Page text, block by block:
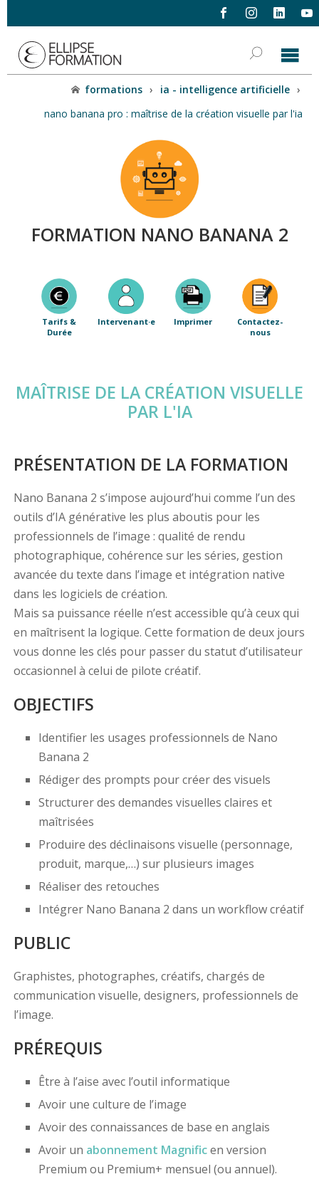
formations › ia - intelligence artificielle ›
nano banana pro : maîtrise de la création visuelle par l'ia
FORMATION NANO BANANA 2
Tarifs &
Durée
Intervenant·e Imprimer
Contactez-
nous
MAÎTRISE DE LA CRÉATION VISUELLE
PAR L'IA
PRÉSENTATION DE LA FORMATION
Nano Banana 2 s’impose aujourd’hui comme l’un des
outils d’IA générative les plus aboutis pour les
professionnels de l’image : qualité de rendu
photographique, cohérence sur les séries, gestion
avancée du texte dans l’image et intégration native
dans les logiciels de création.
Mais sa puissance réelle n’est accessible qu’à ceux qui
en maîtrisent la logique. Cette formation de deux jours
vous donne les clés pour passer du statut d’utilisateur
occasionnel à celui de pilote créatif.
OBJECTIFS
Identifier les usages professionnels de Nano
Banana 2
Rédiger des prompts pour créer des visuels
Structurer des demandes visuelles claires et
maîtrisées
Produire des déclinaisons visuelle (personnage,
produit, marque,…) sur plusieurs images
Réaliser des retouches
Intégrer Nano Banana 2 dans un workflow créatif
PUBLIC
Graphistes, photographes, créatifs, chargés de
communication visuelle, designers, professionnels de
l’image.
PRÉREQUIS
Être à l’aise avec l’outil informatique
Avoir une culture de l’image
Avoir des connaissances de base en anglais
Avoir un abonnement Magnificen version
Premium ou Premium+ mensuel (ou annuel).